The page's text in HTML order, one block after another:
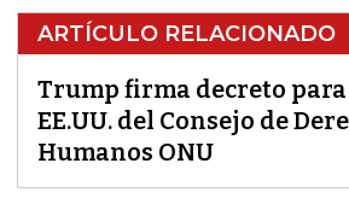
ARTÍCULO RELACIONADO
Trump firma decreto
EE.UU. del Consejo de
Humanos ONU